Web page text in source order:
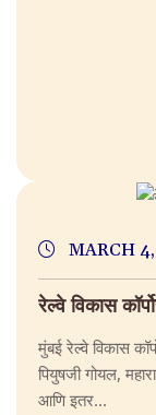
MARCH
रेल्वे विकास
मुंबई रेल्वे विकास
पियुषजी गोयल,
आणि इतर...